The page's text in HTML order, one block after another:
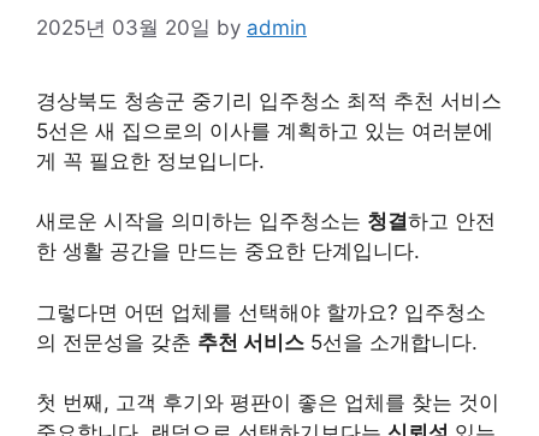
2025년 03월 20일 by admin
경상북도 청송군 중기리 입주청소 최적 추천 서비스
5선은 새 집으로의 이사를 계획하고 있는 여러분에
게 꼭 필요한 정보입니다.
새로운 시작을 의미하는 입주청소는 청결하고 안전
한 생활 공간을 만드는 중요한 단계입니다.
그렇다면 어떤 업체를 선택해야 할까요? 입주청소
의 전문성을 갖춘 추천 서비스 5선을 소개합니다.
첫 번째, 고객 후기와 평판이 좋은 업체를 찾는 것이